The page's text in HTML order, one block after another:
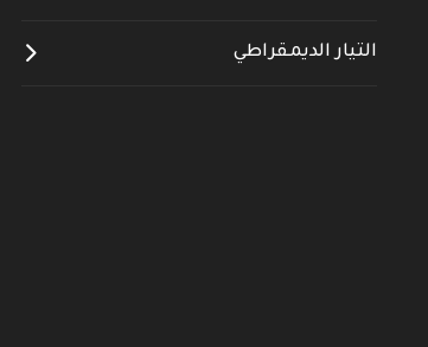
التيار الديمقراطي